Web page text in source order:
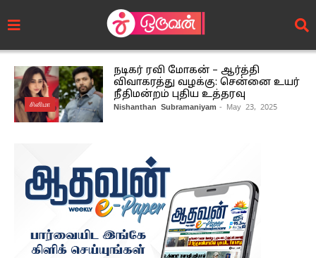
சினிமா
நடிகர் ரவி மோகன் – ஆர்த்தி
விவாகரத்து வழக்கு: சென்னை உயர்
நீதிமன்றம் புதிய உத்தரவு
Nishanthan Subramaniyam - May 23, 2025